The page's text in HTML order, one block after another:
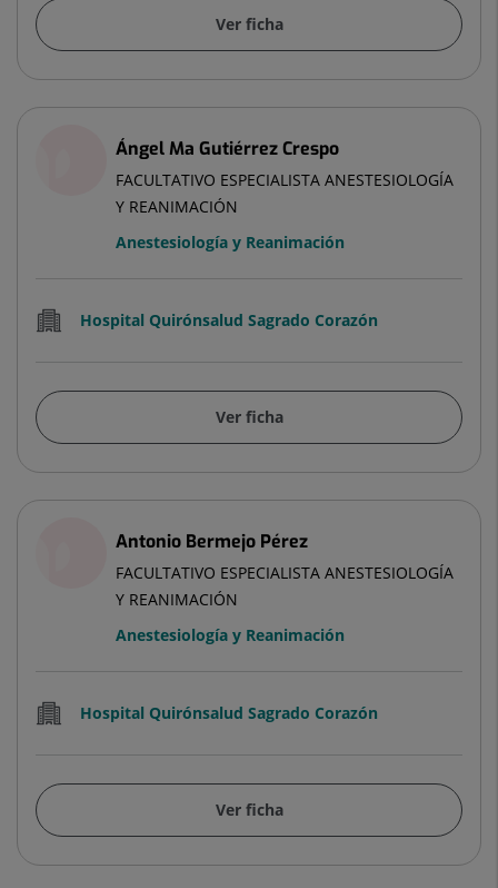
Ver ficha
Ángel Ma Gutiérrez Crespo
FACULTATIVO ESPECIALISTA ANESTESIOLOGÍA
Y REANIMACIÓN
Anestesiología y Reanimación
Hospital Quirónsalud Sagrado Corazón
Ver ficha
Antonio Bermejo Pérez
FACULTATIVO ESPECIALISTA ANESTESIOLOGÍA
Y REANIMACIÓN
Anestesiología y Reanimación
Hospital Quirónsalud Sagrado Corazón
Ver ficha